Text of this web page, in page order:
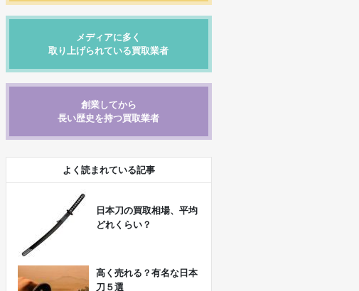
メディアに多く
取り上げられている買取業者
創業してから
長い歴史を持つ買取業者
よく読まれている記事
日本刀の買取相場、平均
どれくらい？
高く売れる？有名な日本
刀５選